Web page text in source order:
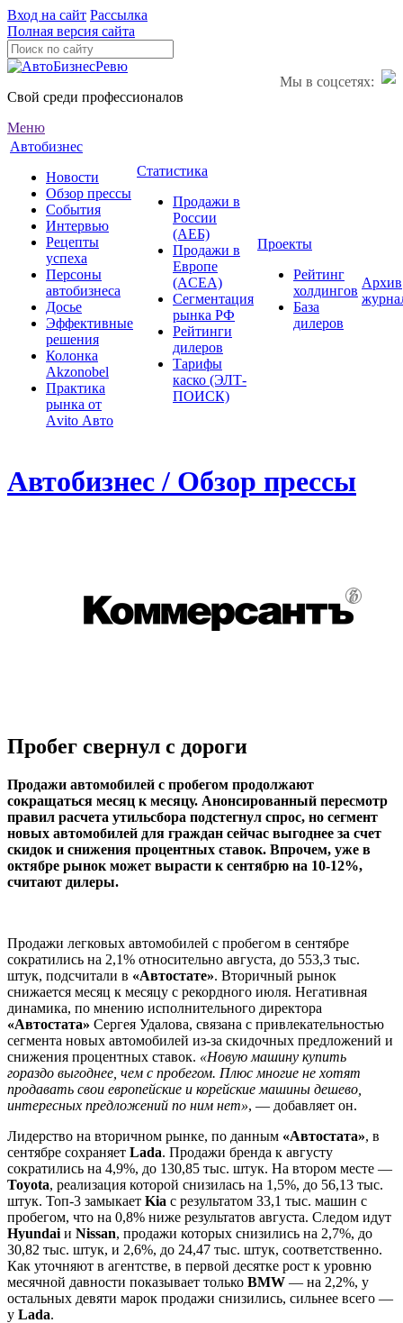
Вход на сайт Рассылка
Полная версия сайта
Мы в соцсетях:
Свой среди профессионалов
Меню
Автобизнес
Новости
Обзор прессы
События
Интервью
Рецепты
успеха
Персоны
автобизнеса
Досье
Эффективные
решения
Колонка
Akzonobel
Практика
рынка от
Аvito Авто
Статистика
Продажи в
России
(АЕБ)
Продажи в
Европе
(ACEA)
Сегментация
рынка РФ
Рейтинги
дилеров
Тарифы
каско (ЭЛТ-
ПОИСК)
Проекты
Рейтинг
холдингов
База
дилеров
Архив
Автобизнес / Обзор прессы
Пробег свернул с дороги
Продажи автомобилей с пробегом продолжают
сокращаться месяц к месяцу. Анонсированный пересмотр
правил расчета утильсбора подстегнул спрос, но сегмент
новых автомобилей для граждан сейчас выгоднее за счет
скидок и снижения процентных ставок. Впрочем, уже в
октябре рынок может вырасти к сентябрю на 10-12%,
считают дилеры.
Продажи легковых автомобилей с пробегом в сентябре
сократились на 2,1% относительно августа, до 553,3 тыс.
штук, подсчитали в «Автостате». Вторичный рынок
снижается месяц к месяцу с рекордного июля. Негативная
динамика, по мнению исполнительного директора
«Автостата» Сергея Удалова, связана с привлекательностью
сегмента новых автомобилей из-за скидочных предложений и
снижения процентных ставок. «Новую машину купить
гораздо выгоднее, чем с пробегом. Плюс многие не хотят
продавать свои европейские и корейские машины дешево,
интересных предложений по ним нет», — добавляет он.
Лидерство на вторичном рынке, по данным «Автостата», в
сентябре сохраняет Lada. Продажи бренда к августу
сократились на 4,9%, до 130,85 тыс. штук. На втором месте —
Toyota, реализация которой снизилась на 1,5%, до 56,13 тыс.
штук. Топ-3 замыкает Kia с результатом 33,1 тыс. машин с
пробегом, что на 0,8% ниже результатов августа. Следом идут
Hyundai и Nissan, продажи которых снизились на 2,7%, до
30,82 тыс. штук, и 2,6%, до 24,47 тыс. штук, соответственно.
Как уточняют в агентстве, в первой десятке рост к уровню
месячной давности показывает только BMW — на 2,2%, у
остальных девяти марок продажи снизились, сильнее всего —
у Lada.